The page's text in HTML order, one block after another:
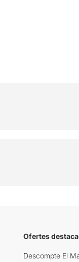
Ofertes
Descompte El